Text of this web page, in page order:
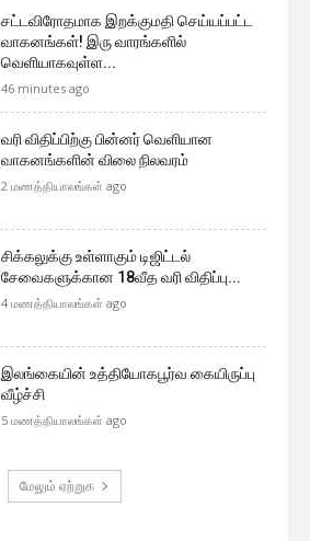
சட்டவிரோதமாக இறக்குமதி செய்யப்பட்ட
வாகனங்கள்! இரு வாரங்களில்
வெளியாகவுள்ள...
46 minutes ago
வரி விதிப்பிற்கு பின்னர் வெளியான
வாகனங்களின் விலை நிலவரம்
2 மணத்தியாலங்கள் ago
சிக்கலுக்கு உள்ளாகும் டிஜிட்டல்
சேவைகளுக்கான 18வீத வரி விதிப்பு...
4 மணத்தியாலங்கள் ago
இலங்கையின் உத்தியோகபூர்வ கையிருப்பு
வீழ்ச்சி
5 மணத்தியாலங்கள் ago
மேலும் ஏற்றுக